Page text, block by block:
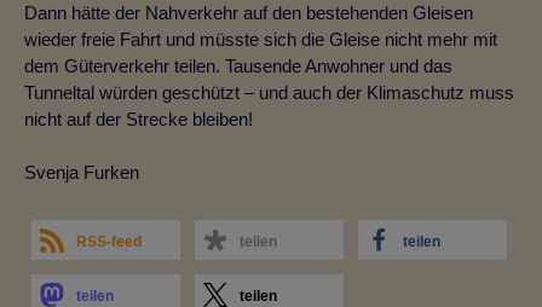
Dann hätte der Nahverkehr auf den bestehenden Gleisen
wieder freie Fahrt und müsste sich die Gleise nicht mehr mit
dem Güterverkehr teilen. Tausende Anwohner und das
Tunneltal würden geschützt – und auch der Klimaschutz muss
nicht auf der Strecke bleiben!
Svenja Furken
RSS-feed teilen teilen
teilen teilen